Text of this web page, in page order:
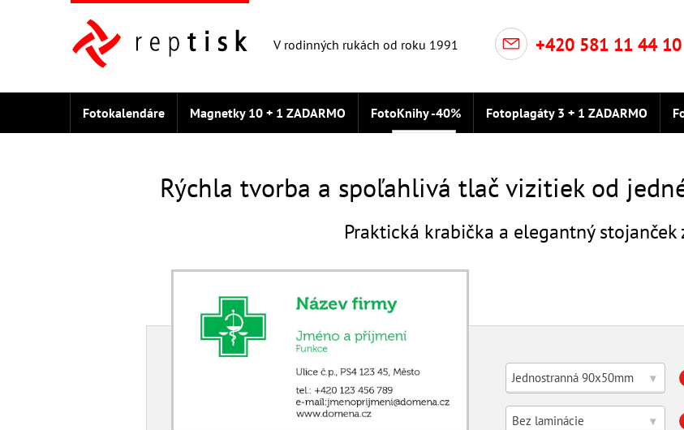
V rodinných rukách od roku 1991 +420 581 11 44 10
Fotokalendáre Magnetky 10 + 1 ZADARMO FotoKnihy -40% Fotoplagáty 3 + 1 ZADARMO
Rýchla tvorba a spoľahlivá tlač vizitiek od
Praktická krabička a elegantný stojanček
Jednostranná 90x50mm ▾
Bez laminácie ▾